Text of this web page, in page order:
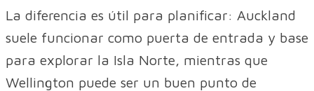
La diferencia es útil para planificar: Auckland
suele funcionar como puerta de entrada y base
para explorar la Isla Norte, mientras que
Wellington puede ser un buen punto de